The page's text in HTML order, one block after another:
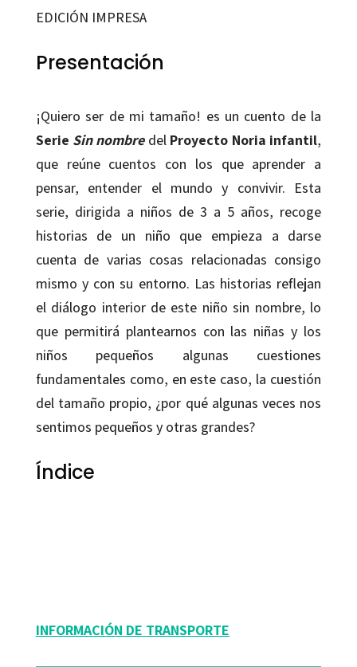
EDICIÓN IMPRESA
Presentación
¡Quiero ser de mi tamaño! es un cuento de la
Serie Sin nombredel Proyecto Noria infantil,
que reúne cuentos con los que aprender a
pensar, entender el mundo y convivir. Esta
serie, dirigida a niños de 3 a 5 años, recoge
historias de un niño que empieza a darse
cuenta de varias cosas relacionadas consigo
mismo y con su entorno. Las historias reflejan
el diálogo interior de este niño sin nombre, lo
que permitirá plantearnos con las niñas y los
niños pequeños algunas cuestiones
fundamentales como, en este caso, la cuestión
del tamaño propio, ¿por qué algunas veces nos
sentimos pequeños y otras grandes?
Índice
INFORMACIÓN DE TRANSPORTE